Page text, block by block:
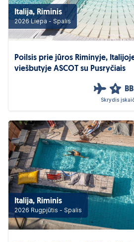
Italija, Riminis
2026 Liepa - Spalis
Poilsis prie jūros Riminyje,
viešbutyje ASCOT su Pusryčiais
4 BB
Skrydis
Italija, Riminis
2026 Rugpjūtis - Spalis